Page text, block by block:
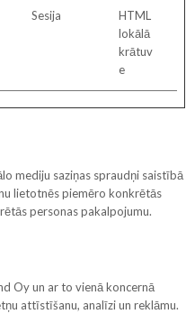
Sesija
HTML
lokālā
krātuv
e
mediju saziņas spraudņi saistībā
lietotnēs piemēro konkrētās
personas pakalpojumu.
Oy un ar to vienā koncernā
attīstīšanu, analīzi un reklāmu.